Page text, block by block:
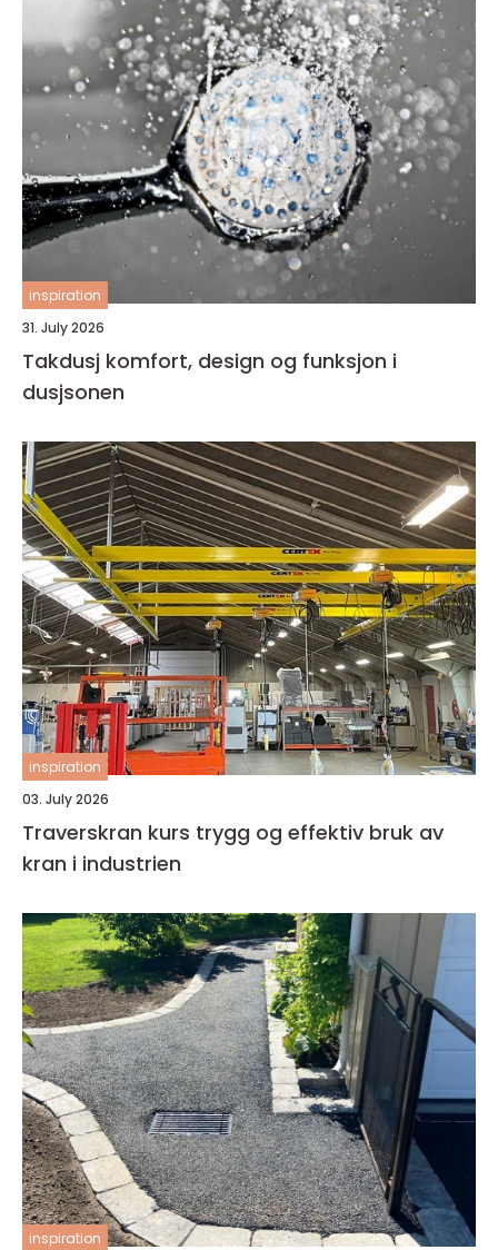
inspiration
31. July 2026
Takdusj komfort, design og funksjon i
dusjsonen
inspiration
03. July 2026
Traverskran kurs trygg og effektiv bruk av
kran i industrien
inspiration